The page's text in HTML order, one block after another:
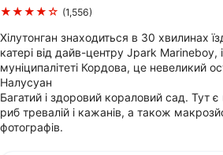
★★★★☆ (1,556)
Хілутонган знаходиться в 30 хвилинах
катері від дайв-центру Jpark Marineboy,
муніципалітеті Кордова, це невеликий
Налусуан
Багатий і здоровий кораловий сад. Тут є
риб тревалій і кажанів, а також
фотографів.